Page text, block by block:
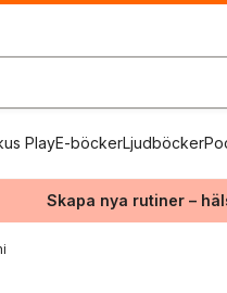
PlayE-böckerLjudböcker
Skapa nya rutiner –